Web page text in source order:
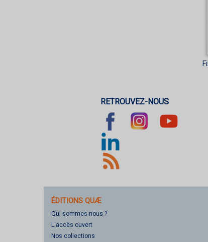
RETROUVEZ-NOUS
ÉDITIONS QUÆ
Qui sommes-nous ?
L'accès ouvert
Nos collections